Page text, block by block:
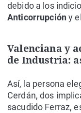
debido a los
Anticorrupcióny
Valenciana y
de Industria:
Así, la persona
Cerdán, dos
sacudido Ferraz,